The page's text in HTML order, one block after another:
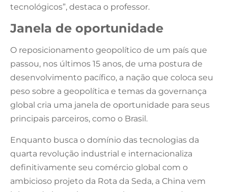
tecnológicos”, destaca o professor.
Janela de oportunidade
O reposicionamento geopolítico de um país que
passou, nos últimos 15 anos, de uma postura de
desenvolvimento pacífico, a nação que coloca seu
peso sobre a geopolítica e temas da governança
global cria uma janela de oportunidade para seus
principais parceiros, como o Brasil.
Enquanto busca o domínio das tecnologias da
quarta revolução industrial e internacionaliza
definitivamente seu comércio global com o
ambicioso projeto da Rota da Seda, a China vem